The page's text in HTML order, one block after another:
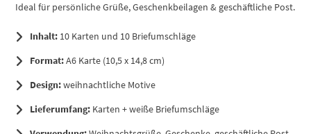
Ideal für persönliche Grüße, Geschenkbeilagen & geschäftliche Post.
Inhalt: 10 Karten und 10 Briefumschläge
Format:A6 Karte (10,5 x 14,8 cm)
Design:weihnachtliche Motive
Lieferumfang: Karten + weiße Briefumschläge